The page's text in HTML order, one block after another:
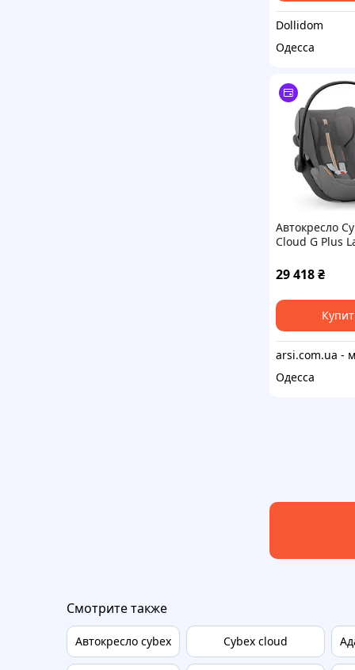
Dollidom
Одесса
Автокресло
Cloud G Plus
29 418₴
Одесса
Смотрите также
Автокресло cybex Cybex cloud